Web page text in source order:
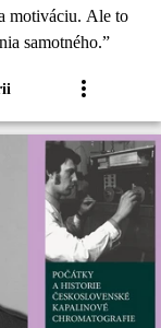
motiváciu. Ale to
samotného.”